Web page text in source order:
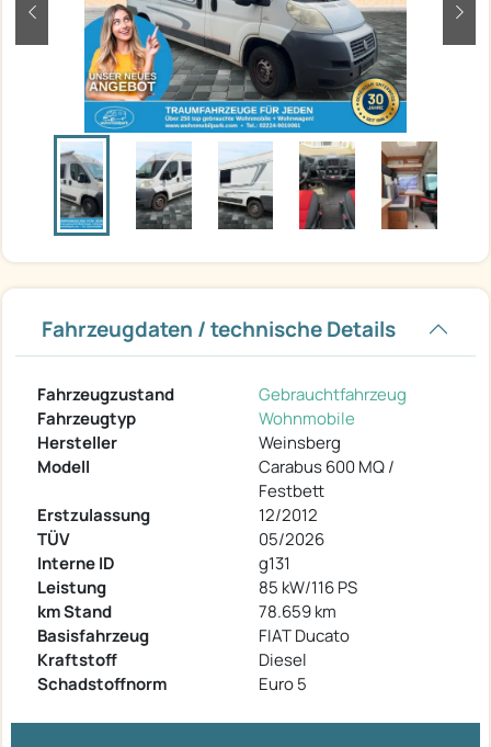
zurück
Fahrzeugdaten / technische Details
Fahrzeugzustand
Gebrauchtfahrzeug
Fahrzeugtyp
Wohnmobile
Hersteller
Weinsberg
Modell
Carabus 600 MQ /
Festbett
Erstzulassung
12/2012
TÜV
05/2026
Interne ID
g131
Leistung
85 kW/116 PS
km Stand
78.659 km
Basisfahrzeug
FIAT Ducato
Kraftstoff
Diesel
Schadstoffnorm
Euro 5